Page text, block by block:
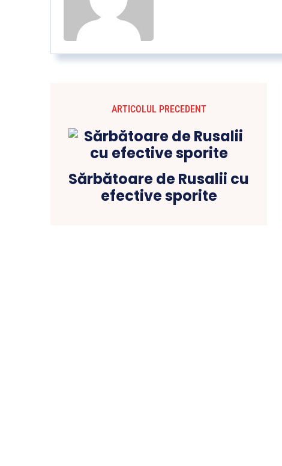
ARTICOLUL PRECEDENT
Sărbătoare de Rusalii cu
efective sporite